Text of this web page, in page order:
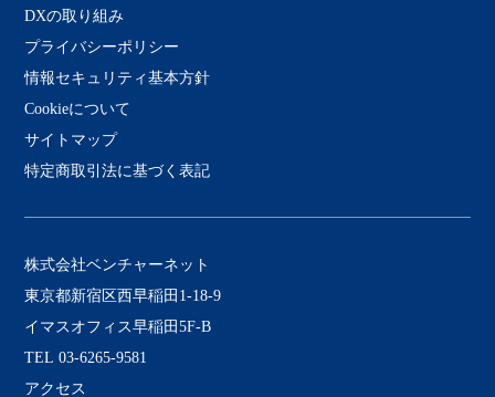
DXの取り組み
プライバシーポリシー
情報セキュリティ基本方針
Cookieについて
サイトマップ
特定商取引法に基づく表記
株式会社ベンチャーネット
東京都新宿区西早稲田1-18-9
イマスオフィス早稲田5F-B
TEL 03-6265-9581
アクセス